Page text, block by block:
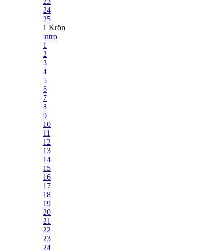
24
25
1 Krön
intro
1
2
3
4
5
6
7
8
9
10
11
12
13
14
15
16
17
18
19
20
21
22
23
24